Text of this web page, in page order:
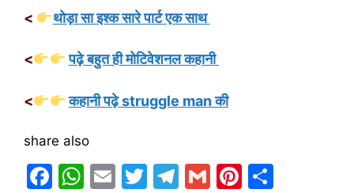
< थोड़ा सा इश्क सारे पार्ट एक साथ
< पढ़े बहुत ही मोटिवेशनल कहानी
< कहानी पढ़े struggle man की
share also
F
W E
T
T
G
Pi